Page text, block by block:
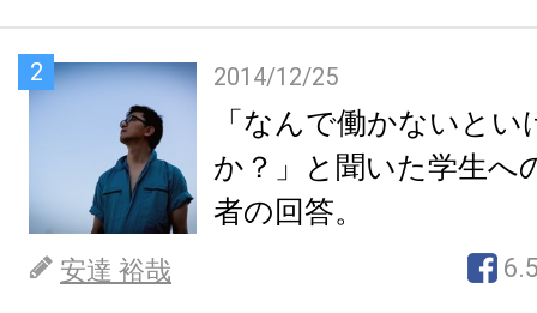
2 2014/12/25
「なんで働かないと
か？」と聞いた学生へ
者の回答。
安達 裕哉